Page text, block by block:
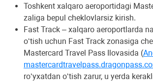
Toshkent xalqaro aeroportidagi
zaliga bepul cheklovlarsiz kirish.
Fast Track – xalqaro aeroportlarda
o‘tish uchun Fast Track zonasiga
Mastercard Travel Pass Ilovasida (
ro‘yxatdan o‘tish zarur, u yerda